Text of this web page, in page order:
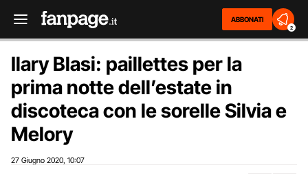
ABBONATI
2
Ilary Blasi: paillettes per la
prima notte dell’estate in
discoteca con le sorelle Silvia e
Melory
27 Giugno 2020 10:07